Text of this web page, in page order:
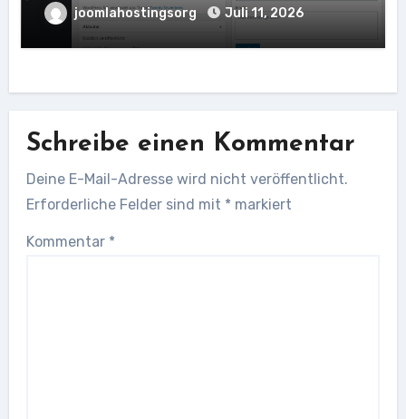
joomlahostingsorg Juli 11, 2026
Schreibe einen Kommentar
Deine E-Mail-Adresse wird nicht veröffentlicht.
Erforderliche Felder sind mit * markiert
Kommentar *